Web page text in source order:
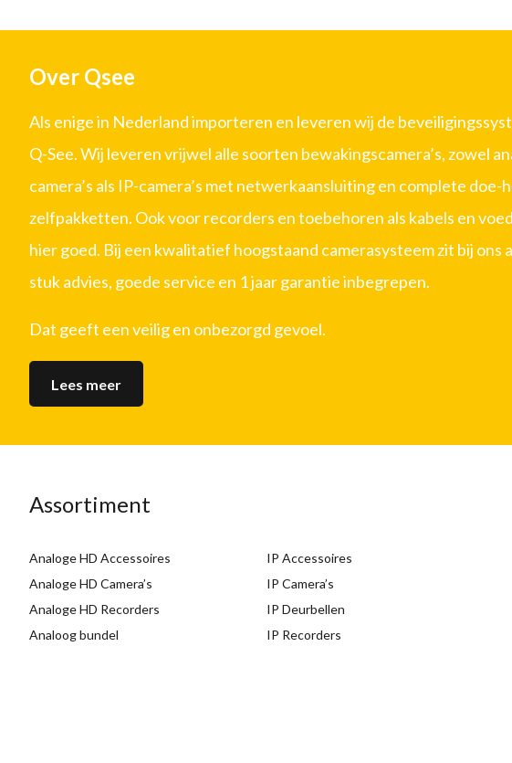
Over Qsee
Als enige in Nederland importeren en leveren wij de
Q-See. Wij leveren vrijwel alle soorten bewakingscamera’s, zowel
camera’s als IP-camera’s met netwerkaansluiting en complete doe-
zelfpakketten. Ook voor recorders en toebehoren als kabels en
hier goed. Bij een kwalitatief hoogstaand camerasysteem zit bij ons
stuk advies, goede service en 1 jaar garantie inbegrepen.
Dat geeft een veilig en onbezorgd gevoel.
Lees meer
Assortiment
Analoge HD Accessoires
Analoge HD Camera’s
Analoge HD Recorders
Analoog bundel
IP Accessoires
IP Camera’s
IP Deurbellen
IP Recorders